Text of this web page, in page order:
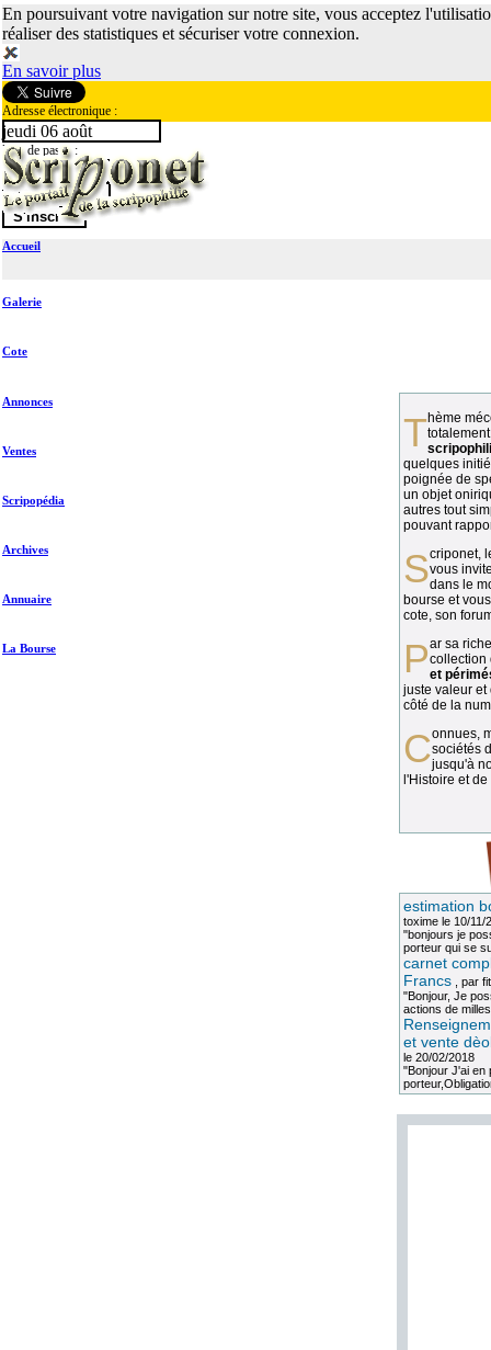
En poursuivant votre navigation sur notre site, vous acceptez
réaliser des statistiques et sécuriser votre connexion.
En savoir plus
Adresse électronique :
Mot de passe :
jeudi 06 août
Accueil
Galerie
Cote
Annonces
Ventes
Scripopédia
Archives
Annuaire
La Bourse
Thème méconnu des collectionneurs et
quelques
poignée de
un objet
autres tout
pouvant
vous
dans le
bourse et
cote, son
Par sa richesse et sa diversité, lacollection
et
juste valeur et
côté de la
Connues, méconnues, ou inconnues, lessociétés
jusqu'à
l'Histoire et
estimation
toximele 10/11/
"bonjours je
porteur qui se
carnet
Francs, par
"Bonjour, Je
actions de
et vente
le 20/02/2018
"Bonjour J'ai en